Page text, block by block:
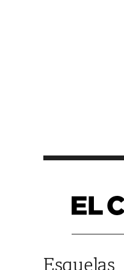
Esquelas